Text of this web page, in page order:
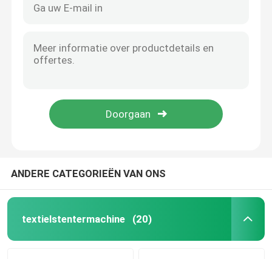
ANDERE CATEGORIEËN VAN ONS
textielstentermachine (20)